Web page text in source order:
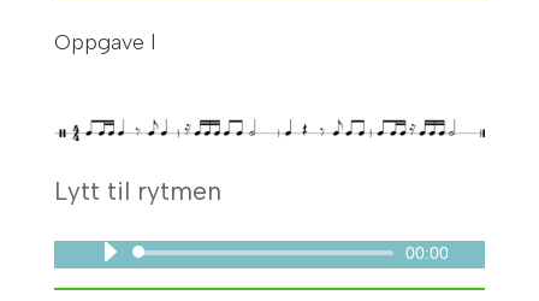
Oppgave l
Lytt til rytmen
Lydavspiller 00:00